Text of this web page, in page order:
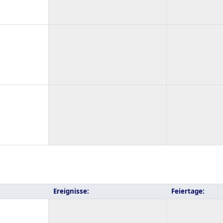
Ereignisse: Feiertage: